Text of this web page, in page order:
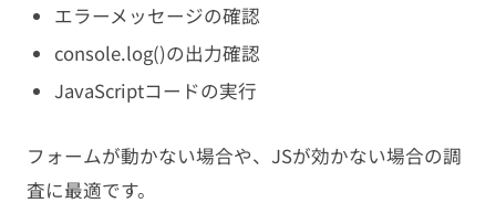
エラーメッセージの確認
console.log()の出力確認
JavaScriptコードの実行
フォームが動かない場合や、JSが効かない場合の調
査に最適です。